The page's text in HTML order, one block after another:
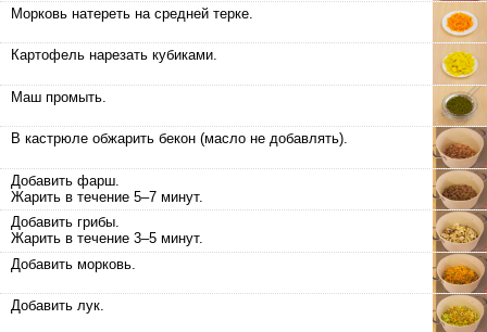
Морковь натереть на средней терке.
Картофель нарезать кубиками.
Маш промыть.
В кастрюле обжарить бекон (масло не добавлять).
Добавить фарш.
Жарить в течение 5–7 минут.
Добавить грибы.
Жарить в течение 3–5 минут.
Добавить морковь.
Добавить лук.